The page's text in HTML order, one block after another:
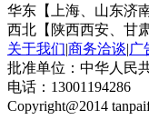
华东【上海、山东济
西北【陕西西安、甘
关于我们|商务洽谈|广
批准单位：中华人民
电话：13001194286
Copyright@2014